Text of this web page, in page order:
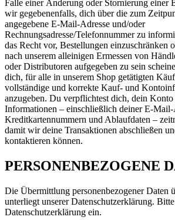
Falle einer Änderung oder Stornierung einer
wir gegebenenfalls, dich über die zum
angegebene E-Mail-Adresse und/oder
Rechnungsadresse/Telefonnummer zu
das Recht vor, Bestellungen einzuschränken
nach unserem alleinigen Ermessen von
oder Distributoren aufgegeben zu sein
dich, für alle in unserem Shop getätigten
vollständige und korrekte Kauf- und
anzugeben. Du verpflichtest dich, dein Konto
Informationen – einschließlich deiner E-Mail-
Kreditkartennummern und Ablaufdaten –
damit wir deine Transaktionen abschließen
kontaktieren können.
PERSONENBEZOGENE
Die Übermittlung personenbezogener Daten
unterliegt unserer Datenschutzerklärung.
Datenschutzerklärung ein.